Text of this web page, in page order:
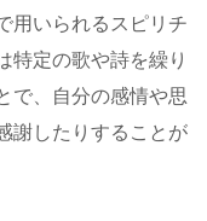
用いられるスピリチ
特定の歌や詩を繰り
で、自分の感情や思
謝したりすることが